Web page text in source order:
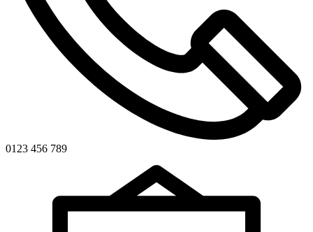
0123 456 789